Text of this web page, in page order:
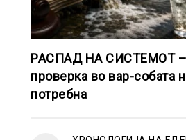
РАСПАД НА СИСТЕМОТ –
проверка во вар-собата
потребна